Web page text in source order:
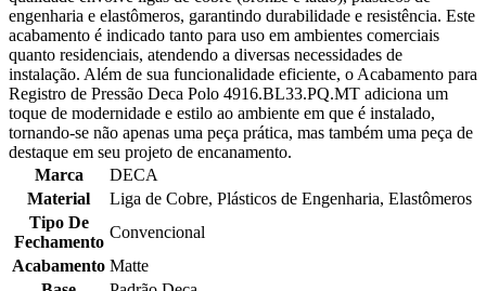
engenharia e elastômeros, garantindo durabilidade e resistência. Este
acabamento é indicado tanto para uso em ambientes comerciais
quanto residenciais, atendendo a diversas necessidades de
instalação. Além de sua funcionalidade eficiente, o Acabamento para
Registro de Pressão Deca Polo 4916.BL33.PQ.MT adiciona um
toque de modernidade e estilo ao ambiente em que é instalado,
tornando-se não apenas uma peça prática, mas também uma peça de
destaque em seu projeto de encanamento.
Marca
DECA
Material
Liga de Cobre, Plásticos de Engenharia, Elastômeros
Tipo De
Fechamento
Convencional
Acabamento Matte